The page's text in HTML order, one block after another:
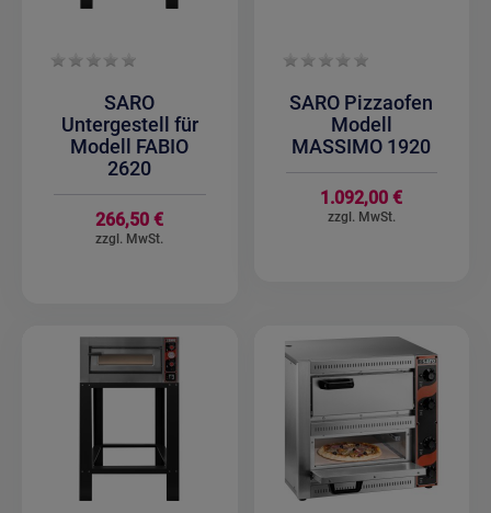
SARO
Untergestell für
Modell FABIO
2620
266,50 €
SARO Pizzaofen
Modell
MASSIMO 1920
1.092,00 €